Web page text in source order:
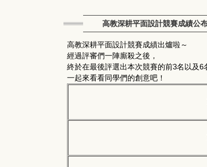
高教深耕平面設計競賽成績公
高教深耕平面設計競賽成績出爐啦～
經過評審們一陣廝殺之後，
終於在最後評選出本次競賽的前3名以及6
一起來看看同學們的創意吧！